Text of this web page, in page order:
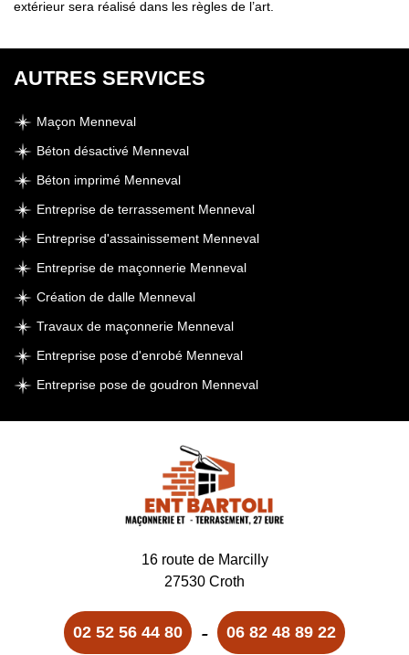
extérieur sera réalisé dans les règles de l’art.
AUTRES SERVICES
Maçon Menneval
Béton désactivé Menneval
Béton imprimé Menneval
Entreprise de terrassement Menneval
Entreprise d'assainissement Menneval
Entreprise de maçonnerie Menneval
Création de dalle Menneval
Travaux de maçonnerie Menneval
Entreprise pose d'enrobé Menneval
Entreprise pose de goudron Menneval
16 route de Marcilly
27530 Croth
02 52 56 44 80 - 06 82 48 89 22